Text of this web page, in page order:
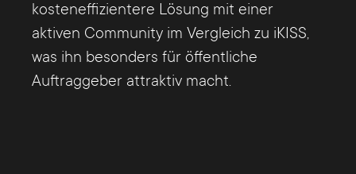
kosteneffizientere Lösung mit einer
aktiven Community im Vergleich zu iKISS,
was ihn besonders für öffentliche
Auftraggeber attraktiv macht.